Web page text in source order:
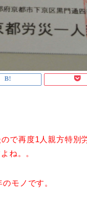
で再度1人親方特別
ね。。
モノです。